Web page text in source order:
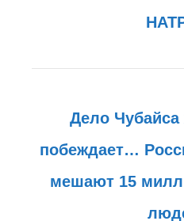
Дело Чубайса
побеждает…
мешают 15